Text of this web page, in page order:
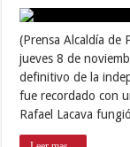
(Prensa Alcaldía de
jueves 8 de
definitivo de la
fue recordado con
Rafael Lacava